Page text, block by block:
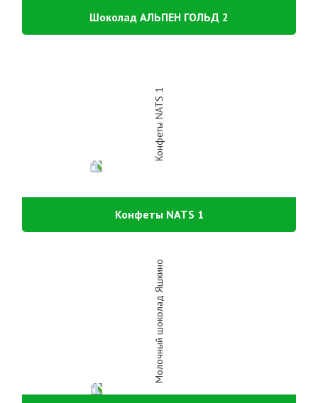
Шоколад АЛЬПЕН ГОЛЬД 2
Конфеты NATS 1